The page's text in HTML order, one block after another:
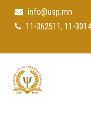
info@usp.mn
11-362511, 11-